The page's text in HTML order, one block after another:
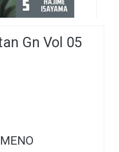
Gn Vol 05